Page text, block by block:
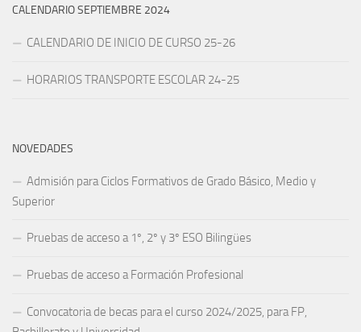
CALENDARIO SEPTIEMBRE 2024
CALENDARIO DE INICIO DE CURSO 25-26
HORARIOS TRANSPORTE ESCOLAR 24-25
NOVEDADES
Admisión para Ciclos Formativos de Grado Básico, Medio y
Superior
Pruebas de acceso a 1º, 2º y 3º ESO Bilingües
Pruebas de acceso a Formación Profesional
Convocatoria de becas para el curso 2024/2025, para FP,